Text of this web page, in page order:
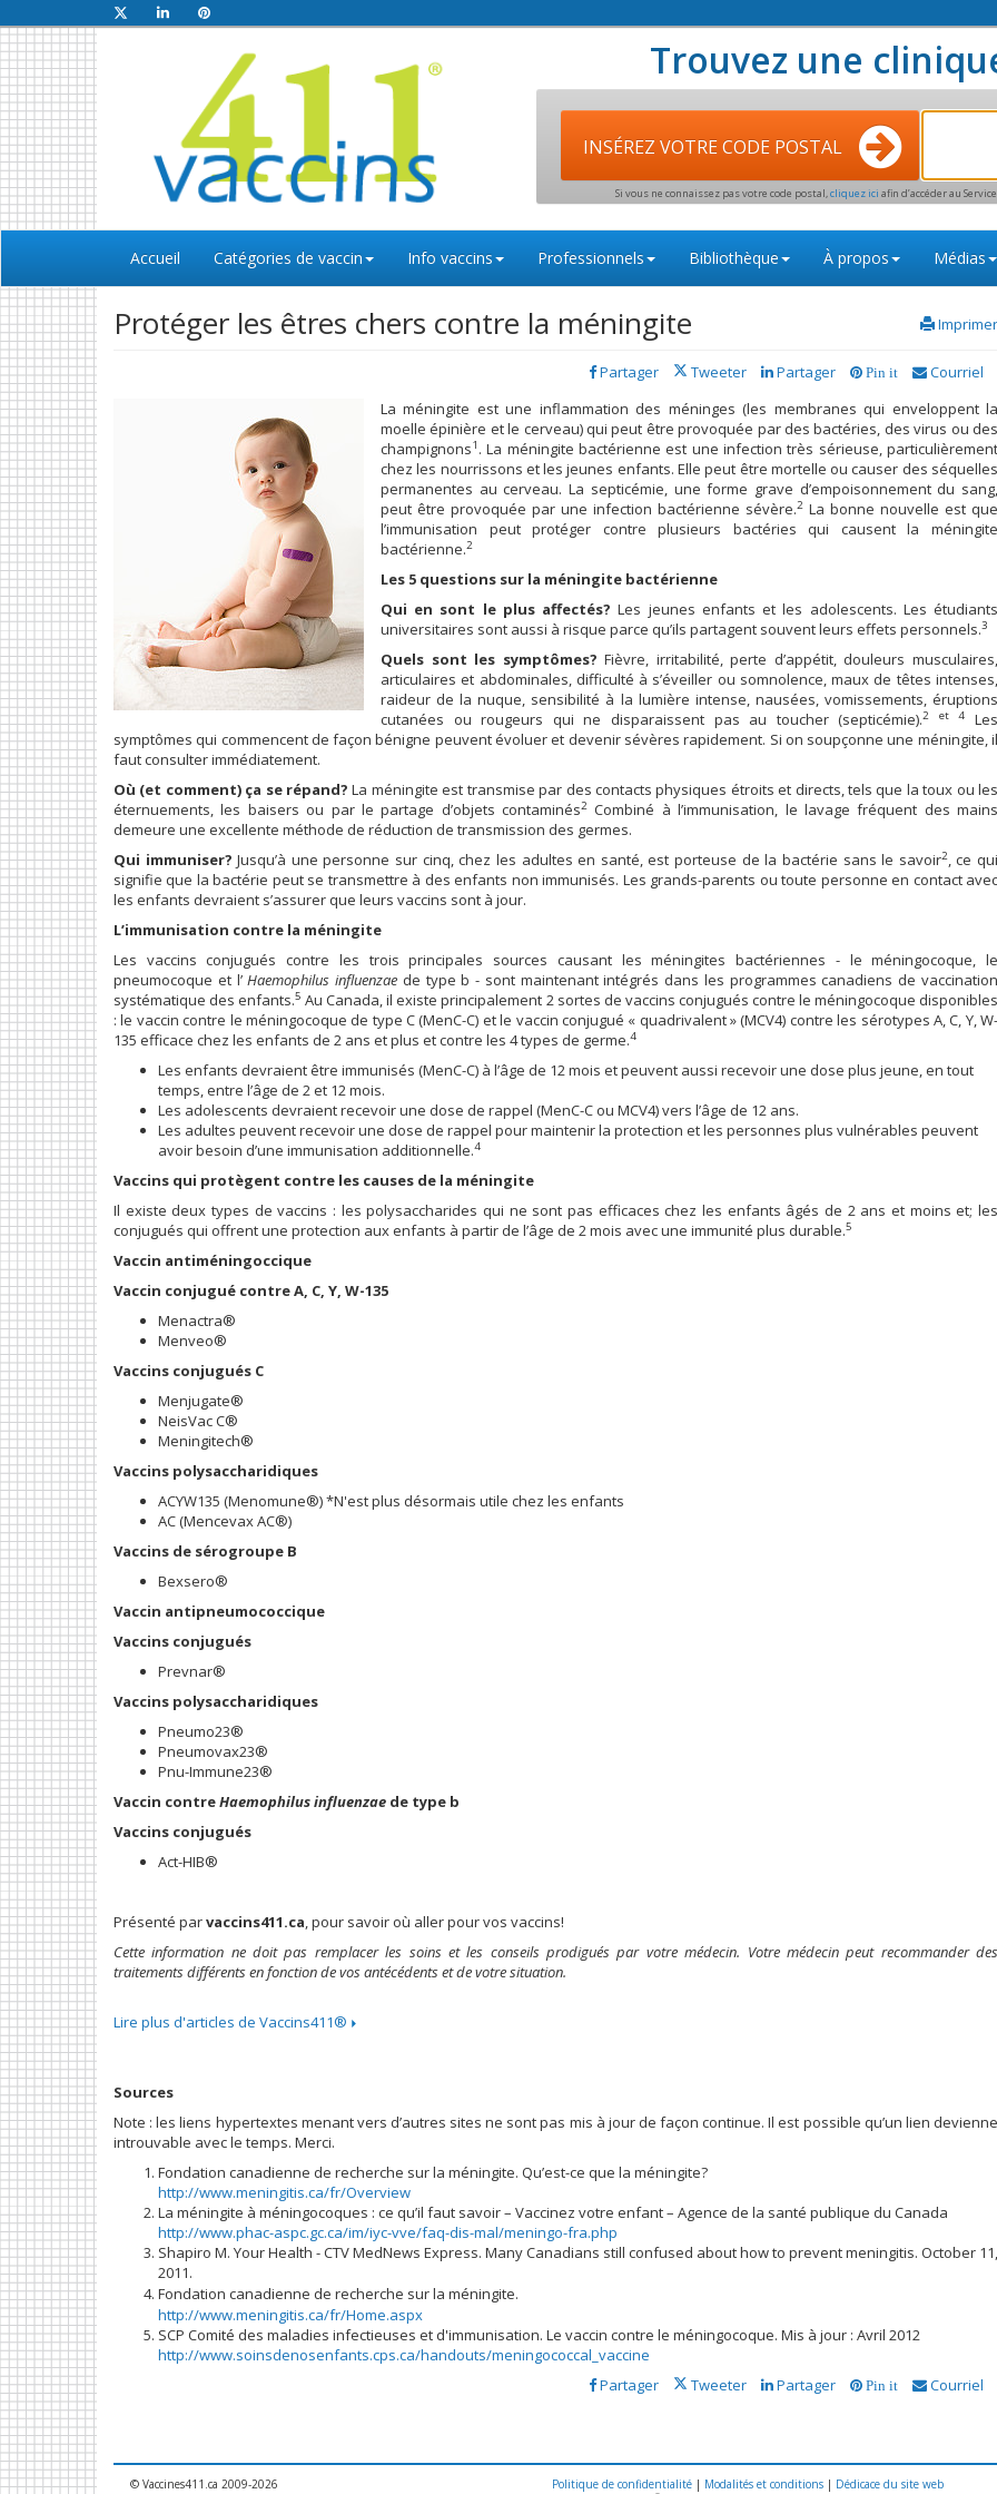
Trouvez une
INSÉREZ VOTRE CODE POSTAL
Si vous ne connaissez pas votre code postal,cliquez iciafin d’accéder au
Accueil Catégories de vaccin Info vaccins Professionnels Bibliothèque À propos Médias
Imprimer
Protéger les êtres chers contre la méningite
Courriel
Pin it
Partager
Tweeter
Partager
La méningite est une inflammation des méninges (les membranes qui enveloppent la
moelle épinière et le cerveau) qui peut être provoquée par des bactéries, des virus ou des
champignons1 . La méningite bactérienne est une infection très sérieuse, particulièrement
chez les nourrissons et les jeunes enfants. Elle peut être mortelle ou causer des séquelles
permanentes au cerveau. La septicémie, une forme grave d’empoisonnement du sang,
peut être provoquée par une infection bactérienne sévère.2 La bonne nouvelle est que
l’immunisation peut protéger contre plusieurs bactéries qui causent la méningite
bactérienne.2
Les 5 questions sur la méningite bactérienne
Qui en sont le plus affectés? Les jeunes enfants et les adolescents. Les
universitaires sont aussi à risque parce qu’ils partagent souvent leurs effets personnels.3
Quels sont les symptômes? Fièvre, irritabilité, perte d’appétit, douleurs
articulaires et abdominales, difficulté à s’éveiller ou somnolence, maux de têtes intenses,
raideur de la nuque, sensibilité à la lumière intense, nausées, vomissements, éruptions
cutanées ou rougeurs qui ne disparaissent pas au toucher (septicémie).2 et 4
symptômes qui commencent de façon bénigne peuvent évoluer et devenir sévères rapidement. Si on soupçonne une méningite, il
faut consulter immédiatement.
Où (et comment) ça se répand? La méningite est transmise par des contacts physiques étroits et directs, tels que la toux ou
éternuements, les baisers ou par le partage d’objets contaminés2 Combiné à l’immunisation, le lavage fréquent des mains
demeure une excellente méthode de réduction de transmission des germes.
Qui immuniser? Jusqu’à une personne sur cinq, chez les adultes en santé, est porteuse de la bactérie sans le savoir2, ce
signifie que la bactérie peut se transmettre à des enfants non immunisés. Les grands-parents ou toute personne en contact avec
les enfants devraient s’assurer que leurs vaccins sont à jour.
L’immunisation contre la méningite
Les vaccins conjugués contre les trois principales sources causant les méningites bactériennes - le méningocoque, le
pneumocoque et l’Haemophilus influenzae de type b - sont maintenant intégrés dans les programmes canadiens de
systématique des enfants.5 Au Canada, il existe principalement 2 sortes de vaccins conjugués contre le méningocoque disponibles
: le vaccin contre le méningocoque de type C (MenC-C) et le vaccin conjugué « quadrivalent » (MCV4) contre les sérotypes A, C, Y, W-
135 efficace chez les enfants de 2 ans et plus et contre les 4 types de germe.4
Les enfants devraient être immunisés (MenC-C) à l’âge de 12 mois et peuvent aussi recevoir une dose plus jeune, en tout
temps, entre l’âge de 2 et 12 mois.
Les adolescents devraient recevoir une dose de rappel (MenC-C ou MCV4) vers l’âge de 12 ans.
Les adultes peuvent recevoir une dose de rappel pour maintenir la protection et les personnes plus vulnérables peuvent
avoir besoin d’une immunisation additionnelle.4
Vaccins qui protègent contre les causes de la méningite
Il existe deux types de vaccins : les polysaccharides qui ne sont pas efficaces chez les enfants âgés de 2 ans et moins et; les
conjugués qui offrent une protection aux enfants à partir de l’âge de 2 mois avec une immunité plus durable.5
Vaccin antiméningoccique
Vaccin conjugué contre A, C, Y, W-135
Menactra®
Menveo®
Vaccins conjugués C
Menjugate®
NeisVac C®
Meningitech®
Vaccins polysaccharidiques
ACYW135 (Menomune®) *N'est plus désormais utile chez les enfants
AC (Mencevax AC®)
Vaccins de sérogroupe B
Bexsero®
Vaccin antipneumococcique
Vaccins conjugués
Prevnar®
Vaccins polysaccharidiques
Pneumo23®
Pneumovax23®
Pnu-Immune23®
Vaccin contreHaemophilus influenzae de type b
Vaccins conjugués
Act-HIB®
Présenté parvaccins411.ca, pour savoir où aller pour vos vaccins!
Cette information ne doit pas remplacer les soins et les conseils prodigués par votre médecin. Votre médecin peut recommander des
traitements différents en fonction de vos antécédents et de votre situation.
Lire plus d'articles de Vaccins411®
Sources
Note : les liens hypertextes menant vers d’autres sites ne sont pas mis à jour de façon continue. Il est possible qu’un lien devienne
introuvable avec le temps. Merci.
Fondation canadienne de recherche sur la méningite. Qu’est-ce que la méningite?
http://www.meningitis.ca/fr/Overview
La méningite à méningocoques : ce qu’il faut savoir – Vaccinez votre enfant – Agence de la santé publique du Canada
http://www.phac-aspc.gc.ca/im/iyc-vve/faq-dis-mal/meningo-fra.php
Shapiro M. Your Health - CTV MedNews Express. Many Canadians still confused about how to prevent meningitis. October 11,
2011.
Fondation canadienne de recherche sur la méningite.
http://www.meningitis.ca/fr/Home.aspx
SCP Comité des maladies infectieuses et d'immunisation. Le vaccin contre le méningocoque. Mis à jour : Avril 2012
http://www.soinsdenosenfants.cps.ca/handouts/meningococcal_vaccine
Courriel
Pin it
Partager
Tweeter
Partager
© Vaccines411.ca 2009-2026 Politique de confidentialité | Modalités et conditions | Dédicace du site web